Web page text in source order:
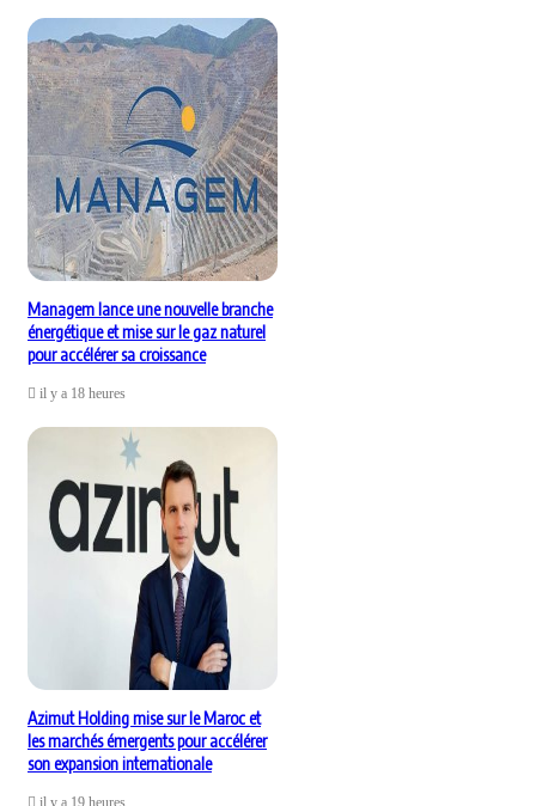
Managem lance une nouvelle branche
énergétique et mise sur le gaz naturel
pour accélérer sa croissance
il y a 18 heures
Azimut Holding mise sur le Maroc et
les marchés émergents pour accélérer
son expansion internationale
il y a 19 heures